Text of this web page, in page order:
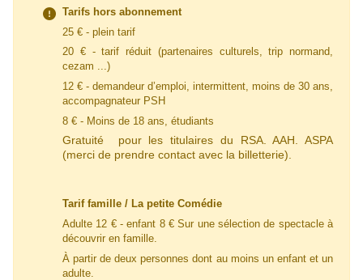
Tarifs hors abonnement
25 € - plein tarif
20 € - tarif réduit (partenaires culturels, trip normand,
cezam ...)
12 € - demandeur d’emploi, intermittent, moins de 30 ans,
accompagnateur PSH
8 € - Moins de 18 ans, étudiants
Gratuité pour les titulaires du RSA. AAH. ASPA
(merci de prendre contact avec la billetterie).
Tarif famille / La petite Comédie
Adulte 12 € - enfant 8 € Sur une sélection de spectacle à
découvrir en famille.
À partir de deux personnes dont au moins un enfant et un
adulte.